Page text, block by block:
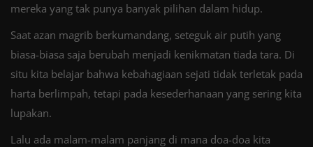
mereka yang tak punya banyak pilihan dalam hidup.
Saat azan magrib berkumandang, seteguk air putih yang
biasa-biasa saja berubah menjadi kenikmatan tiada tara. Di
situ kita belajar bahwa kebahagiaan sejati tidak terletak pada
harta berlimpah, tetapi pada kesederhanaan yang sering kita
lupakan.
Lalu ada malam-malam panjang di mana doa-doa kita